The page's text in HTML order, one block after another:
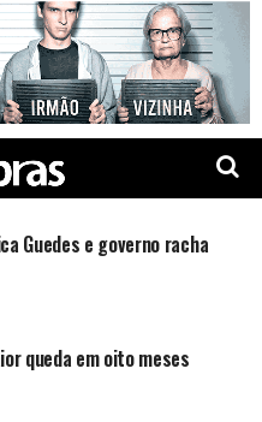
Guedes e governo racha
queda em oito meses